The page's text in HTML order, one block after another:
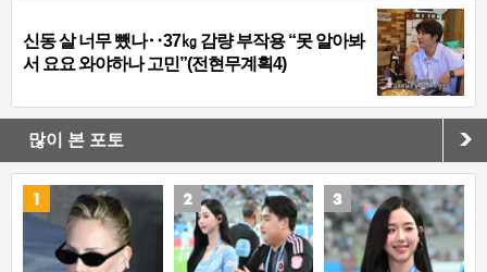
신동 살 너무 뺐나‥37㎏ 감량 부작용 “못 알아봐
서 요요 와야하나 고민”(전현무계획4)
많이 본 포토